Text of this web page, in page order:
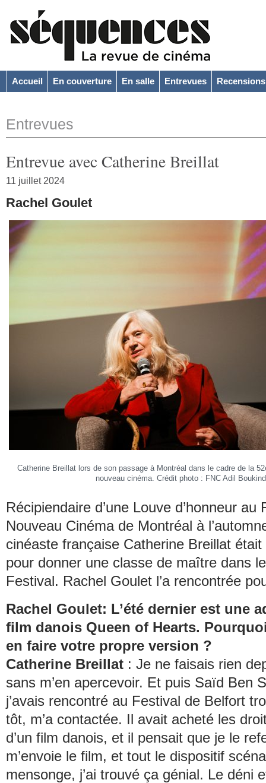
Accueil En couverture En salle Entrevues Recensions
Entrevues
Entrevue avec Catherine Breillat
11 juillet 2024
Rachel Goulet
Catherine Breillat lors de son passage à Montréal dans le cadre de la
nouveau cinéma. Crédit photo : FNC Adil Boukind
Récipiendaire d’une Louve d’honneur au
Nouveau Cinéma de Montréal à
cinéaste française Catherine Breillat
pour donner une classe de maître dans
Festival. Rachel Goulet l’a rencontrée
Rachel Goulet: L’été dernier est une
film danois Queen of Hearts.
en faire votre propre version ?
Catherine Breillat : Je ne faisais rien
sans m’en apercevoir. Et puis Saïd Ben
j’avais rencontré au Festival de Belfort
tôt, m’a contactée. Il avait acheté les
d’un film danois, et il pensait que je le
m’envoie le film, et tout le dispositif
mensonge, j’ai trouvé ça génial. Le déni